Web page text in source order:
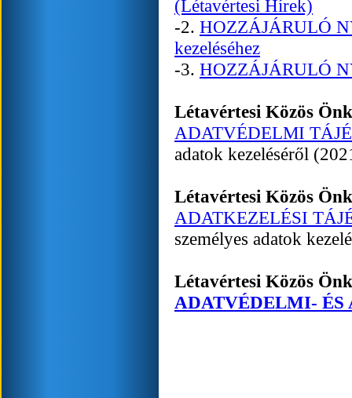
(Létavértesi Hírek)
-2. HOZZÁJÁRULÓ
kezeléséhez
-3. HOZZÁJÁRULÓ
Létavértesi Közös
ADATVÉDELMI
adatok kezeléséről
Létavértesi Közös
ADATKEZELÉSI
személyes adatok
Létavértesi Közös
ADATVÉDELMI- ÉS